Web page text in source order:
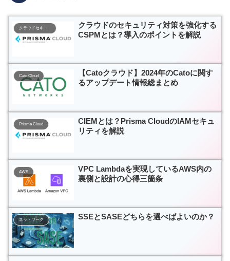
クラウドのセキュリティ対策を強化する
CSPMとは？導入のポイントを解説
Cato Cloud
【Catoクラウド】2024年のCatoに関す
るアップデート情報総まとめ
Prisma Cloud
CIEMとは？Prisma CloudのIAMセキュ
リティを解説
AWS
VPC Lambdaを実現しているAWS内の
裏側と設計の心得三箇条
ネットワーク SSEとSASEどちらを選べばよいのか？